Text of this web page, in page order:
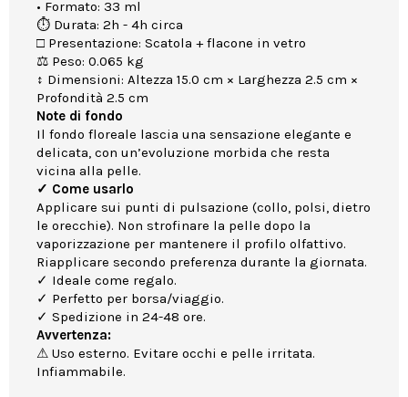
• Formato: 33 ml
⏱ Durata: 2h - 4h circa
□ Presentazione: Scatola + flacone in vetro
⚖ Peso: 0.065 kg
↕ Dimensioni: Altezza 15.0 cm × Larghezza 2.5 cm ×
Profondità 2.5 cm
Note di fondo
Il fondo floreale lascia una sensazione elegante e
delicata, con un’evoluzione morbida che resta
vicina alla pelle.
✓ Come usarlo
Applicare sui punti di pulsazione (collo, polsi, dietro
le orecchie). Non strofinare la pelle dopo la
vaporizzazione per mantenere il profilo olfattivo.
Riapplicare secondo preferenza durante la giornata.
✓ Ideale come regalo.
✓ Perfetto per borsa/viaggio.
✓ Spedizione in 24-48 ore.
Avvertenza:
⚠ Uso esterno. Evitare occhi e pelle irritata.
Infiammabile.